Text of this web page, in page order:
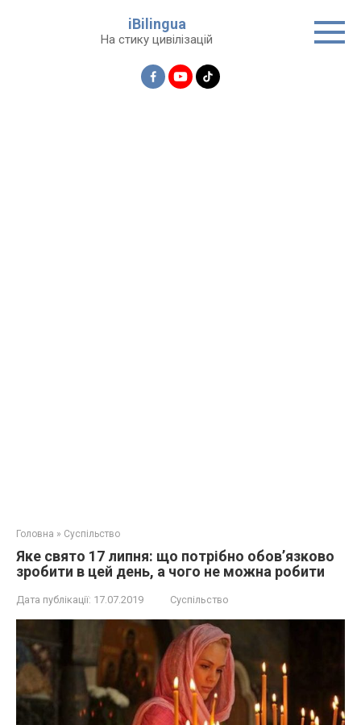
iBilingua
На стику цивілізацій
Головна » Суспільство
Яке свято 17 липня: що потрібно обов’язково
зробити в цей день, а чого не можна робити
Дата публікації: 17.07.2019 Суспільство